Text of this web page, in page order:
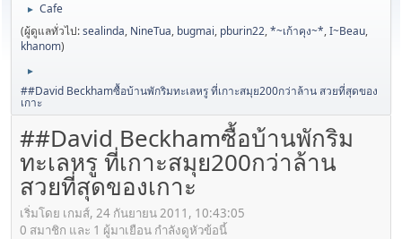
►
Cafe
(ผู้ดูแลทั่วไป:sealinda, NineTua, bugmai, pburin22,*~เก้าคุง~*,I~Beau,
khanom)
►
##David Beckhamซื้อบ้านพักริมทะเลหรู ที่เกาะสมุย200กว่าล้าน สวยที่สุดของ
เกาะ
##David Beckhamซื้อบ้านพักริม
ทะเลหรู ที่เกาะสมุย200กว่าล้าน
สวยที่สุดของเกาะ
เริ่มโดย เกมส์, 24 กันยายน 2011, 10:43:05
0 สมาชิก และ 1 ผู้มาเยือน กำลังดูหัวข้อนี้